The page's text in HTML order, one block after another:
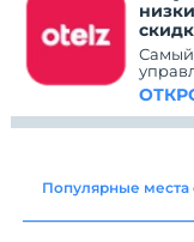
Самый
Популярные места